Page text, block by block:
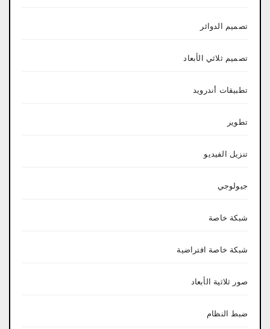
تصميم الدوائر
تصميم ثلاثي الأبعاد
تطبيقات أندرويد
تطوير
تنزيل الفيديو
جيولوجي
شبكة خاصة
شبكة خاصة افتراضية
صور ثلاثية الأبعاد
ضبط النظام